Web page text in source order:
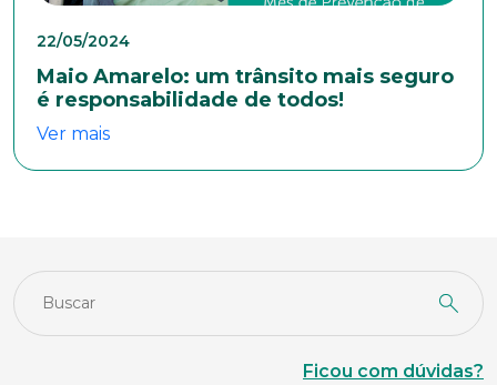
22/05/2024
Maio Amarelo: um trânsito mais seguro
é responsabilidade de todos!
Ver mais
Ficou com dúvidas?